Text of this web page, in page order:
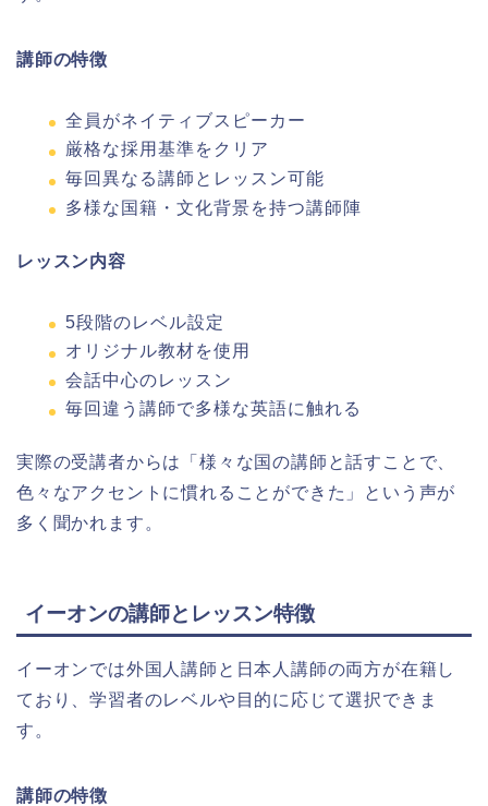
講師の特徴
全員がネイティブスピーカー
厳格な採用基準をクリア
毎回異なる講師とレッスン可能
多様な国籍・文化背景を持つ講師陣
レッスン内容
5段階のレベル設定
オリジナル教材を使用
会話中心のレッスン
毎回違う講師で多様な英語に触れる
実際の受講者からは「様々な国の講師と話すことで、
色々なアクセントに慣れることができた」という声が
多く聞かれます。
イーオンの講師とレッスン特徴
イーオンでは外国人講師と日本人講師の両方が在籍し
ており、学習者のレベルや目的に応じて選択できま
す。
講師の特徴